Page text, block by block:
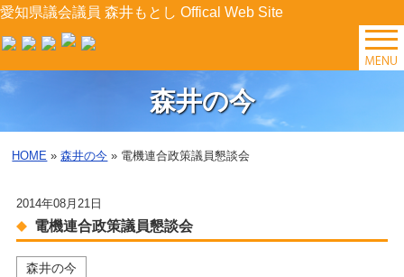
愛知県議会議員 森井もとし Offical Web Site
TOP
森井の今
プロフィール
森井の提案
森井の今
HOME »森井の今 » 電機連合政策議員懇談会
2014年08月21日
電機連合政策議員懇談会
森井の今